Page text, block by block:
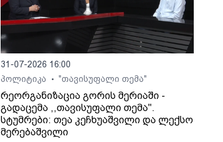
31-07-2026 16:00
პოლიტიკა
• "თავისუფალი თემა"
რეორგანიზაცია გორის მერიაში -
გადაცემა ,,თავისუფალი თემა".
სტუმრები: თეა კეჩხუაშვილი და ლექსო
მერებაშვილი